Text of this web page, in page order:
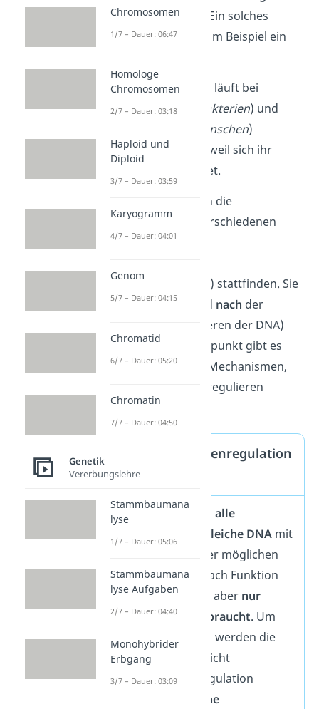
hergestellt werden. Ein solches
Genprodukt kann zum Beispiel ein
Diese Genregulation läuft bei
Prokaryoten(z.B. Bakterien) und
Menschen)
unterschiedlich
ab, weil sich ihr
Aufbau unterscheidet.
kann die
Genregulation zu verschiedenen
Zeitpunkten bei der
(Proteinbiosynthese) stattfinden. Sie
istvor,während und nach der
(Kopieren der DNA)
möglich. Je nach Zeitpunkt gibt es
dabei verschiedene Mechanismen,
die die Genaktivität regulieren
können.
Warum findet Genregulation
statt?
Prinzipiell besitzenalle
gleiche DNA mit
den Bauplänen aller möglichen
Genprodukte. Je nach Funktion
einer Zelle werden aber nur
manchedavon gebraucht. Um
Energie zu
, werden die
restlichen Stoffe nicht
hergestellt. Genregulation
welche
Chromosomen
1/7 – Dauer: 06:47
Homologe
Chromosomen
2/7 – Dauer: 03:18
Haploid und
Diploid
3/7 – Dauer: 03:59
Karyogramm
4/7 – Dauer: 04:01
Genom
5/7 – Dauer: 04:15
Chromatid
6/7 – Dauer: 05:20
Chromatin
7/7 – Dauer: 04:50
Genetik
Vererbungslehre
Stammbaumana
lyse
1/7 – Dauer: 05:06
Stammbaumana
lyse Aufgaben
2/7 – Dauer: 04:40
Monohybrider
Erbgang
3/7 – Dauer: 03:09